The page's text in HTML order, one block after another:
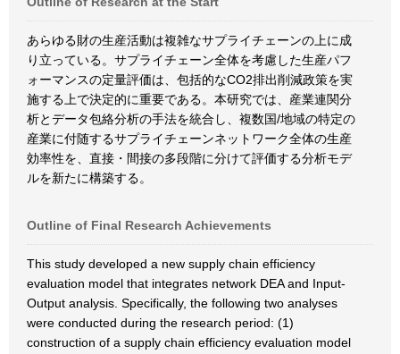
あらゆる財の生産活動は複雑なサプライチェーンの上に成
り立っている。サプライチェーン全体を考慮した生産パフ
ォーマンスの定量評価は、包括的なCO2排出削減政策を実
施する上で決定的に重要である。本研究では、産業連関分
析とデータ包絡分析の手法を統合し、複数国/地域の特定の
産業に付随するサプライチェーンネットワーク全体の生産
効率性を、直接・間接の多段階に分けて評価する分析モデ
ルを新たに構築する。
Outline of Final Research Achievements
This study developed a new supply chain efficiency
evaluation model that integrates network DEA and Input-
Output analysis. Specifically, the following two analyses
were conducted during the research period: (1)
construction of a supply chain efficiency evaluation model